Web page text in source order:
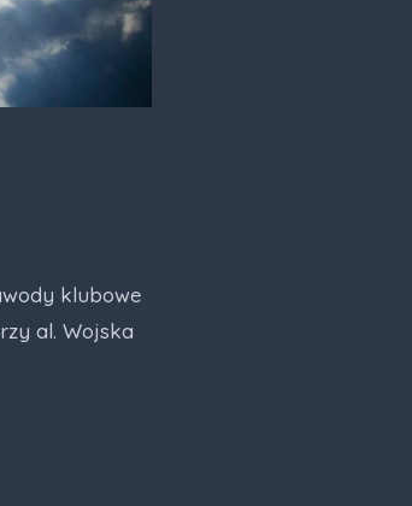
klubowe
al. Wojska